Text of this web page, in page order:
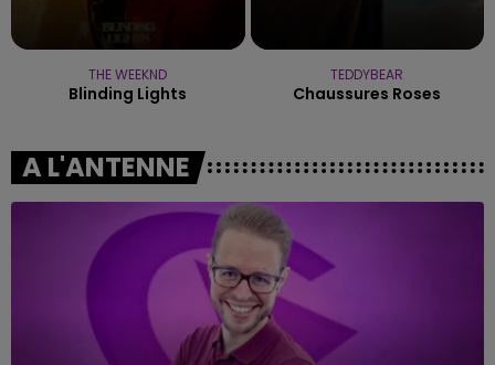
THE WEEKND
Blinding Lights
TEDDYBEAR
Chaussures Roses
A L'ANTENNE